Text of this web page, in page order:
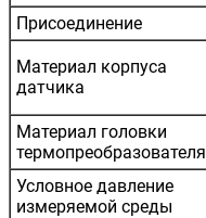
Присоединение
Материал корпуса
датчика
Материал головки
термопреобразователя
Условное давление
измеряемой среды